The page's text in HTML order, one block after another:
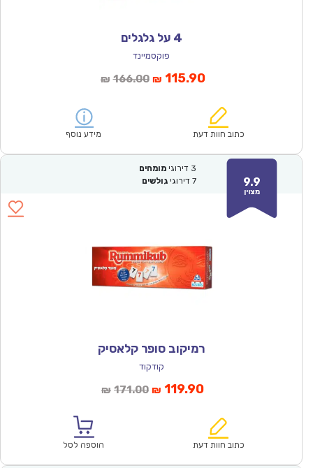
4 על גלגלים
פוקסמיינד
₪ 166.00המחיר
₪166.00.
₪ 115.90המחיר
הוא:
כתוב חוות דעת מידע נוסף
9.9
מצוין
3 דירוגי מומחים
7 דירוגי גולשים
רמיקוב סופר קלאסיק
קודקוד
₪ 171.00המחיר
₪171.00.
₪ 119.90המחיר
הוא:
כתוב חוות דעת הוספה לסל